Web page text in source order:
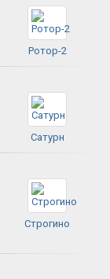
Ротор-2
Сатурн
Строгино